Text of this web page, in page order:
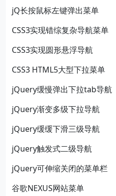
jQ长按鼠标左键弹出菜单
CSS3实现错综复杂导航菜单
CSS3实现圆形悬浮导航
CSS3 HTML5大型下拉菜单
jQuery缓慢弹出下拉tab导航
jQuery渐变多级下拉导航
jQuery缓缓下滑三级导航
jQuery触发式二级导航
jQuery可伸缩关闭的菜单栏
谷歌NEXUS网站菜单